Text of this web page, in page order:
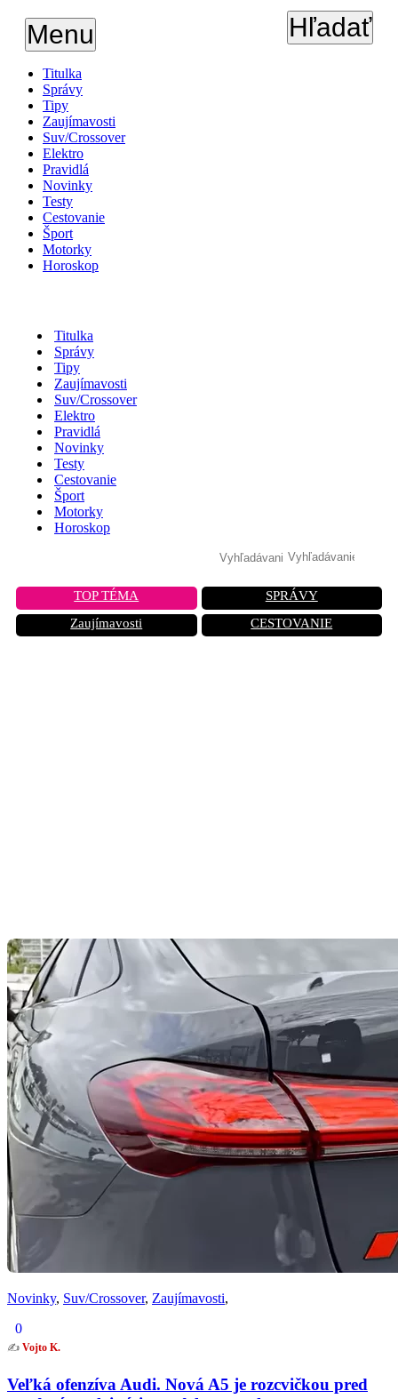
Menu Hľadať
Titulka
Správy
Tipy
Zaujímavosti
Suv/Crossover
Elektro
Pravidlá
Novinky
Testy
Cestovanie
Šport
Motorky
Horoskop
Titulka
Správy
Tipy
Zaujímavosti
Suv/Crossover
Elektro
Pravidlá
Novinky
Testy
Cestovanie
Šport
Motorky
Horoskop
TOP TÉMA
SPRÁVY
Zaujímavosti
CESTOVANIE
Novinky, Suv/Crossover, Zaujímavosti,
0
✍️ Vojto K.
Veľká ofenzíva Audi. Nová A5 je rozcvičkou pred